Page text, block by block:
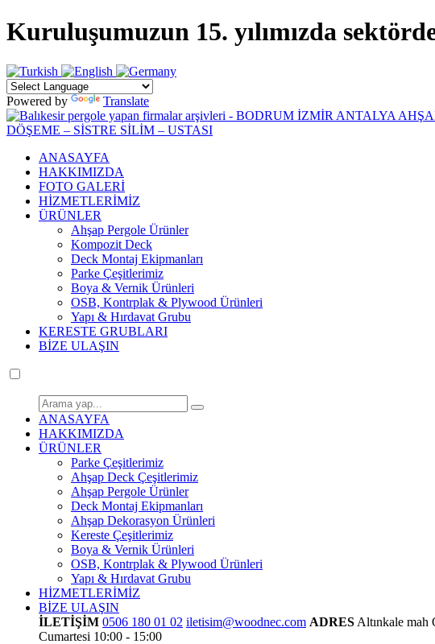
Kuruluşumuzun 15. yılımızda
Powered by Translate
ANASAYFA
HAKKIMIZDA
FOTO GALERİ
HİZMETLERİMİZ
ÜRÜNLER
Ahşap Pergole Ürünler
Kompozit Deck
Deck Montaj Ekipmanları
Parke Çeşitlerimiz
Boya & Vernik Ürünleri
OSB, Kontrplak & Plywood Ürünleri
Yapı & Hırdavat Grubu
KERESTE GRUBLARI
BİZE ULAŞIN
ANASAYFA
HAKKIMIZDA
ÜRÜNLER
Parke Çeşitlerimiz
Ahşap Deck Çeşitlerimiz
Ahşap Pergole Ürünler
Deck Montaj Ekipmanları
Ahşap Dekorasyon Ürünleri
Kereste Çeşitlerimiz
Boya & Vernik Ürünleri
OSB, Kontrplak & Plywood Ürünleri
Yapı & Hırdavat Grubu
HİZMETLERİMİZ
BİZE ULAŞIN
İLETİŞİM 0506 180 01 02 iletisim@woodnec.com ADRES Altınkale mah
Cumartesi 10:00 - 15:00